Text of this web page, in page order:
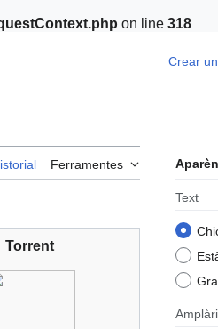
on line 318
Crear
Ferramentes
Text
Torrent